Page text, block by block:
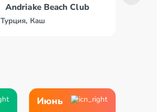
Andriake Beach Club
Турция, Каш
Июнь